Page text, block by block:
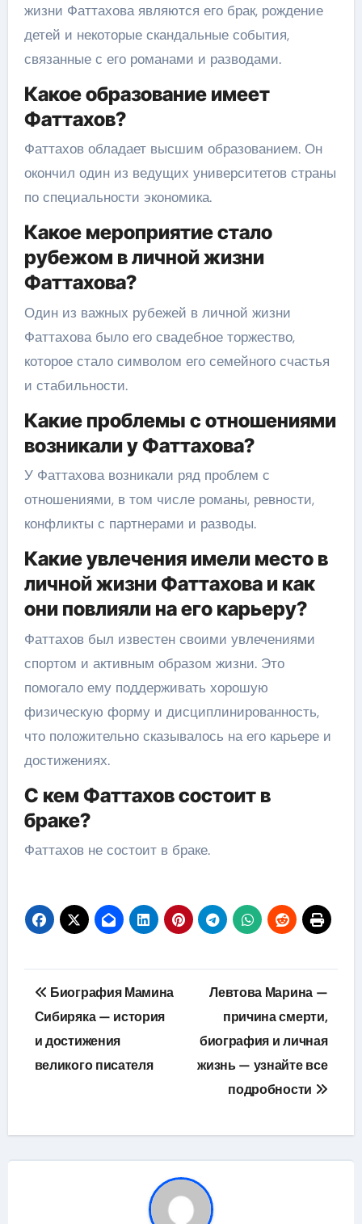
жизни Фаттахова являются его брак, рождение
детей и некоторые скандальные события,
связанные с его романами и разводами.
Какое образование имеет
Фаттахов?
Фаттахов обладает высшим образованием. Он
окончил один из ведущих университетов страны
по специальности экономика.
Какое мероприятие стало
рубежом в личной жизни
Фаттахова?
Один из важных рубежей в личной жизни
Фаттахова было его свадебное торжество,
которое стало символом его семейного счастья
и стабильности.
Какие проблемы с отношениями
возникали у Фаттахова?
У Фаттахова возникали ряд проблем с
отношениями, в том числе романы, ревности,
конфликты с партнерами и разводы.
Какие увлечения имели место в
личной жизни Фаттахова и как
они повлияли на его карьеру?
Фаттахов был известен своими увлечениями
спортом и активным образом жизни. Это
помогало ему поддерживать хорошую
физическую форму и дисциплинированность,
что положительно сказывалось на его карьере и
достижениях.
С кем Фаттахов состоит в
браке?
Фаттахов не состоит в браке.
Навигация
по
записям
Биография Мамина
Сибиряка — история
и достижения
великого писателя
Левтова Марина —
причина смерти,
биография и личная
жизнь — узнайте все
подробности